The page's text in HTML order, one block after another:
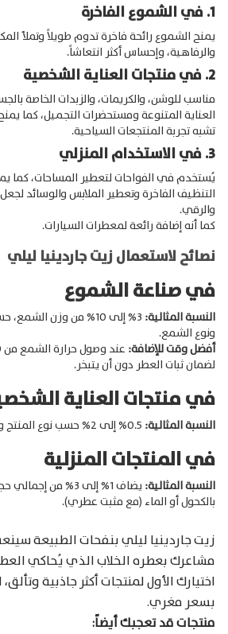
Products
search
1. في الشموع الفاخرة
يمنح الشموع رائحة فاخرة تدوم طويلاً وتملأ
والرفاهية، وإحساس أكثر انتعاشاً.
2. في منتجات العناية الشخصية
مناسب للوشن، والكريمات، والزبدات الخاصة
العناية المتنوعة ومستحضرات التجميل، كما
تشبه تجربة المنتجعات السياحية.
3. في الاستخدام المنزلي
يُستخدم في الفواحات لتعطير المساحات، كما
التنظيف الفاخرة وتعطير الملابس والوسائد
والرقي.
كما أنه إضافة رائعة لمعطرات السيارات.
نصائح لاستعمال زيت جاردينيا ليلي
في صناعة الشموع
النسبة المثالية:
3% إلى 10% من وزن
ونوع الشمع.
أفضل وقت للإضافة:
لضمان ثبات العطر دون أن يتبخر.
في منتجات العناية
النسبة المثالية:
في المنتجات المنزلية
النسبة المثالية:
يضاف 1% إلى 3% من
بالكحول أو الماء (مع مثبت عطري).
زيت جاردينيا ليلي بنفحات الطبيعة
مشاعرك بعطره الخلاب الذي يُحاكي
اختيارك الأول لمنتجات أكثر جاذبية
بسعر مغري.
منتجات قد تعجبك أيضاً: